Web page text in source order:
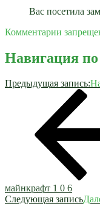
Вас посетила
Комментарии
Навигация
Предыдущая запись:
майнкрафт 1 0 6
Следующая запись